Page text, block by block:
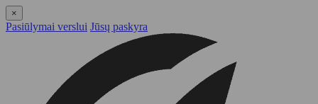
×
Pasiūlymai verslui Jūsų paskyra